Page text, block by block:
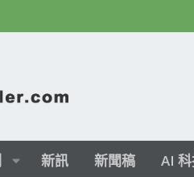
新訊 新聞稿 AI